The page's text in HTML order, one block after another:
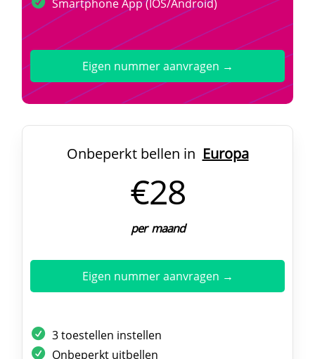
Smartphone App (IOS/Android)
Eigen nummer aanvragen →
Onbeperkt bellen in Europa
€28
per maand
Eigen nummer aanvragen →
3 toestellen instellen
Onbeperkt uitbellen